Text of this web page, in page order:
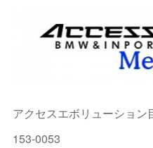
アクセスエボリューション
153-0053